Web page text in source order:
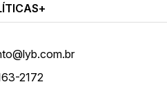
2172